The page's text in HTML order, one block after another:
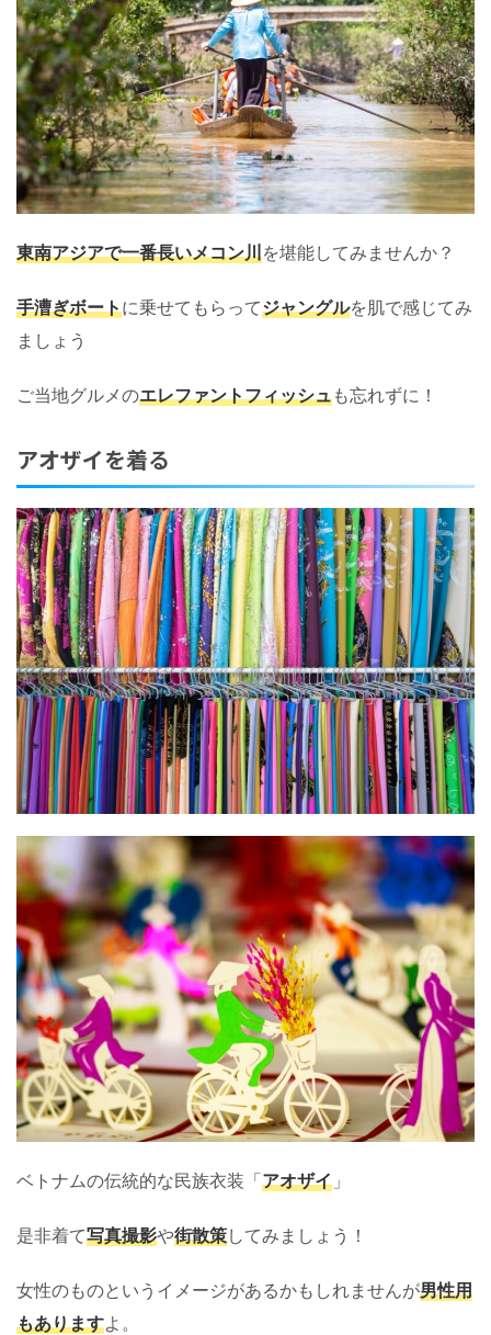
東南アジアで一番長いメコン川を堪能してみませんか？
手漕ぎボートに乗せてもらってジャングルを肌で感じてみ
ましょう
ご当地グルメのエレファントフィッシュも忘れずに！
アオザイを着る
ベトナムの伝統的な民族衣装「アオザイ 」
是非着て写真撮影や街散策してみましょう！
女性のものというイメージがあるかもしれませんが男性用
もありますよ。